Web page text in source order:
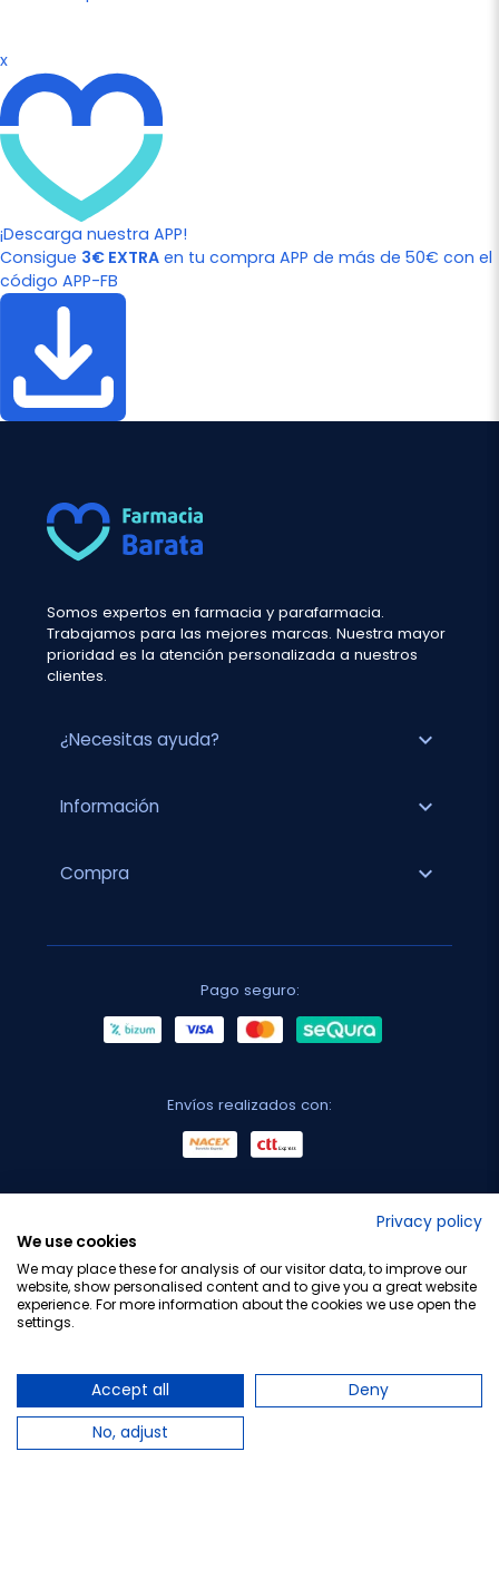
x
¡Descarga nuestra APP!
Consigue 3€ EXTRA en tu compra APP de más de 50€ con el
código APP-FB
Somos expertos en farmacia y parafarmacia.
Trabajamos para las mejores marcas. Nuestra mayor
prioridad es la atención personalizada a nuestros
clientes.
¿Necesitas ayuda? expand_more
Información expand_more
Compra expand_more
Pago seguro:
Envíos realizados con:
Privacy policy
We use cookies
We may place these for analysis of our visitor data, to improve our
website, show personalised content and to give you a great website
experience. For more information about the cookies we use open the
settings.
Accept all
Deny
No, adjust